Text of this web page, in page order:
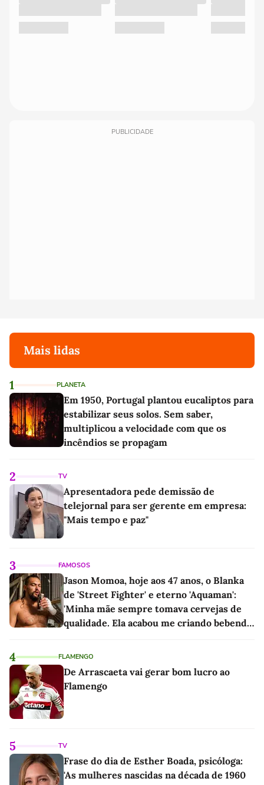
PUBLICIDADE
Mais lidas
1 PLANETA
Em 1950, Portugal plantou eucaliptos para
estabilizar seus solos. Sem saber,
multiplicou a velocidade com que os
incêndios se propagam
2 TV
Apresentadora pede demissão de
telejornal para ser gerente em empresa:
"Mais tempo e paz"
3 FAMOSOS
Jason Momoa, hoje aos 47 anos, o Blanka
de 'Street Fighter' e eterno 'Aquaman':
'Minha mãe sempre tomava cervejas de
qualidade. Ela acabou me criando bebendo
4 FLAMENGO
De Arrascaeta vai gerar bom lucro ao
Flamengo
5 TV
Frase do dia de Esther Boada, psicóloga:
'As mulheres nascidas na década de 1960